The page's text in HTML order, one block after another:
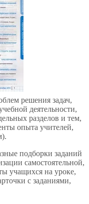
решения задач,
деятельности,
разделов и тем,
опыта учителей,
подборки заданий
самостоятельной,
учащихся на уроке,
с заданиями,